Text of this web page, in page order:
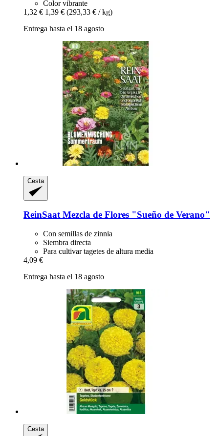
Color vibrante
1,32 € 1,39 € (293,33 € / kg)
Entrega hasta el 18 agosto
Cesta
ReinSaatMezcla de Flores "Sueño de Verano"
Con semillas de zinnia
Siembra directa
Para cultivar tagetes de altura media
4,09 €
Entrega hasta el 18 agosto
Cesta